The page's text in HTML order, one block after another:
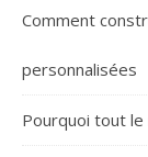
Comment
personnalisées
Pourquoi tout